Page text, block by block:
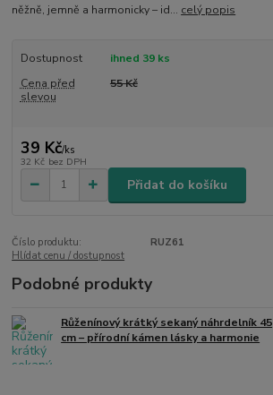
něžně, jemně a harmonicky – id... celý popis
Dostupnost
ihned 39 ks
Cena před
slevou
55 Kč
39 Kč/ks
32 Kč bez DPH
Přidat do košíku
Číslo produktu:
RUZ61
Hlídat cenu / dostupnost
Podobné produkty
Růženínový krátký sekaný náhrdelník 45
cm – přírodní kámen lásky a harmonie